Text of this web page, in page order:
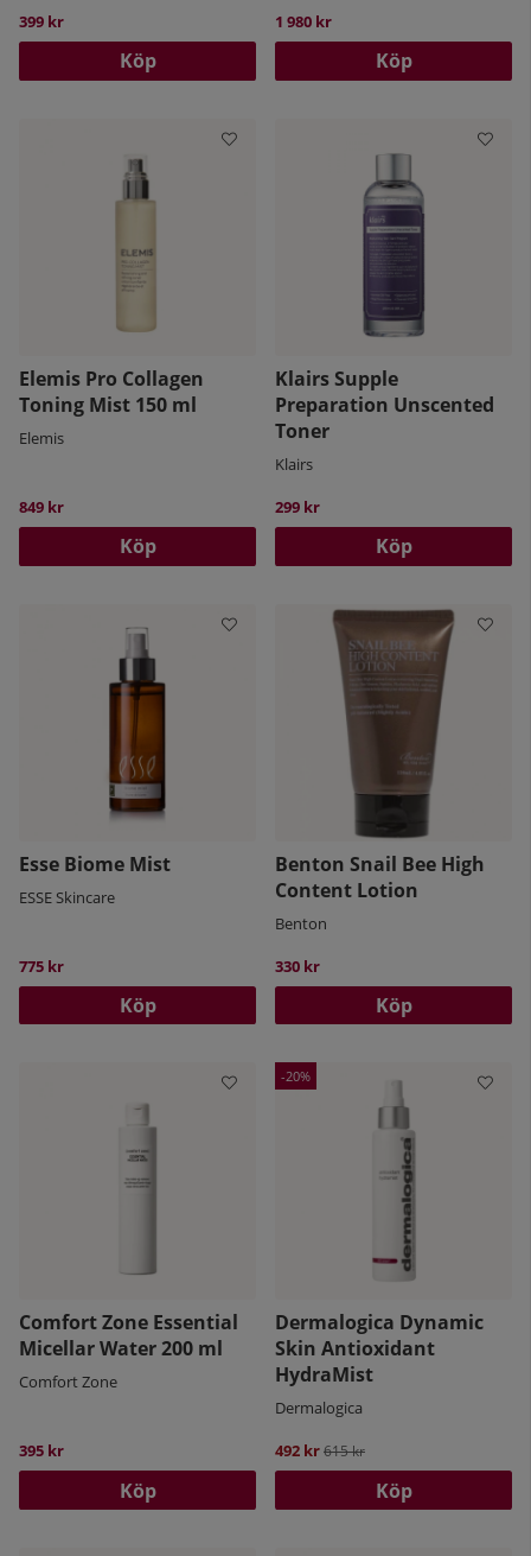
399 kr
Köp
1 980 kr
Köp
Elemis Pro Collagen
Toning Mist 150 ml
Elemis
849 kr
Köp
Klairs Supple
Preparation Unscented
Toner
Klairs
299 kr
Köp
Esse Biome Mist
ESSE Skincare
775 kr
Köp
Benton Snail Bee High
Content Lotion
Benton
330 kr
Köp
Comfort Zone Essential
Micellar Water 200 ml
Comfort Zone
395 kr
Köp
20
Dermalogica Dynamic
Skin Antioxidant
HydraMist
Dermalogica
492 krOrdinarie pris:
615 kr
Köp